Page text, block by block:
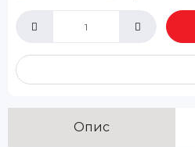
Опис